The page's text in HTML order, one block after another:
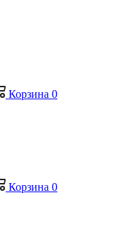
Корзина 0
Корзина 0